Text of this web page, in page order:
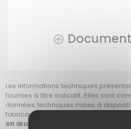
Les informations techniques
fournies à titre indicatif. Elles sont
données techniques mises à
fabricant, revendeurs, PDF du produit,
en œuvre pour vous apporter les